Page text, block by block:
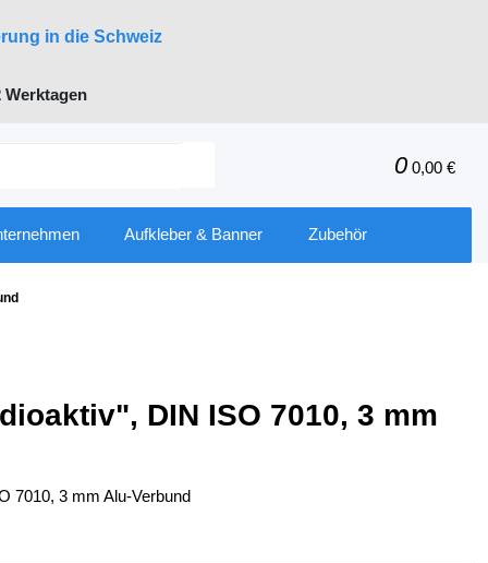
in die Schweiz
0 0,00 €
Aufkleber & Banner Zubehör
DIN ISO 7010, 3 mm
7010, 3 mm Alu-Verbund